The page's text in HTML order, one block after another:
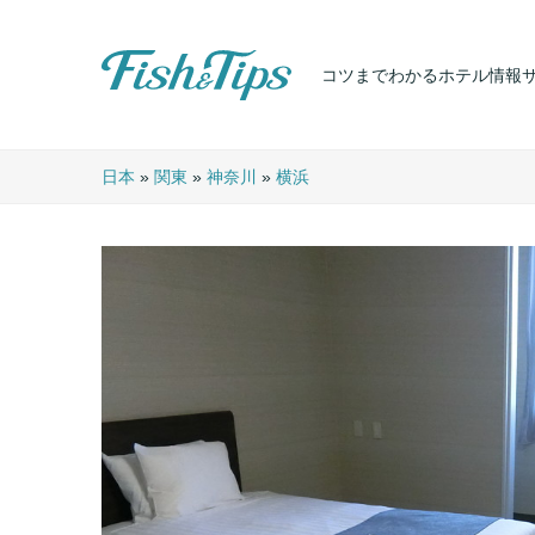
コツまでわかるホテル情報
日本 » 関東 » 神奈川 » 横浜